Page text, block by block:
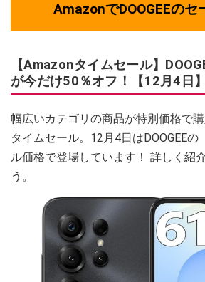
AmazonでDOOGEEのセ
【Amazonタイムセール】
が今だけ50％オフ！【12月4日】
幅広いカテゴリの商品が特別価格で
タイムセール。12月4日はDOOGEE
ル価格で登場しています！ 詳しく紹
う。